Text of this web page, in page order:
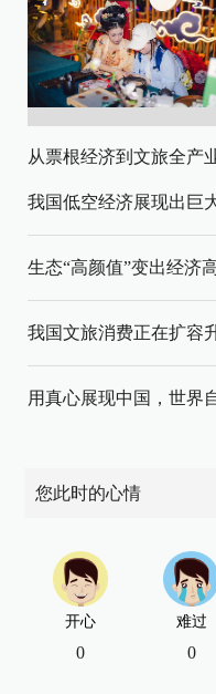
我国低空经济展现出巨
生态“高颜值”变出经济
我国文旅消费正在扩容
用真心展现中国，世界
您此时的心情
开心
0
难过
0